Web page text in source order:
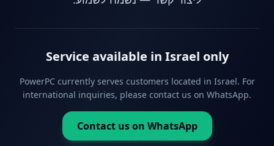
Service available in Israel only
PowerPC currently serves customers located in Israel. For
international inquiries, please contact us on WhatsApp.
Contact us on WhatsApp